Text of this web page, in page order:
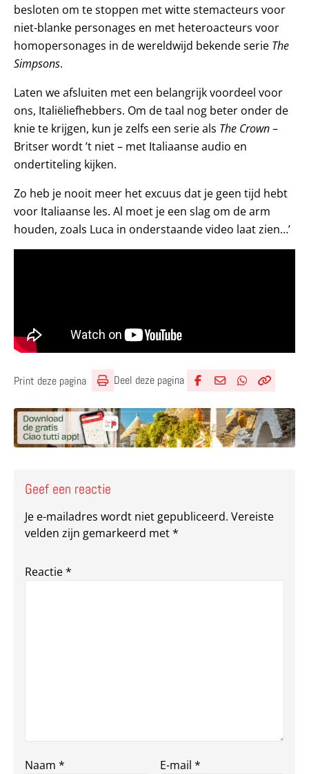
besloten om te stoppen met witte stemacteurs voor
niet-blanke personages en met heteroacteurs voor
homopersonages in de wereldwijd bekende serie The
Simpsons.
Laten we afsluiten met een belangrijk voordeel voor
ons, Italiëliefhebbers. Om de taal nog beter onder de
knie te krijgen, kun je zelfs een serie als The Crown–
Britser wordt ’t niet – met Italiaanse audio en
ondertiteling kijken.
Zo heb je nooit meer het excuus dat je geen tijd hebt
voor Italiaanse les. Al moet je een slag om de arm
houden, zoals Luca in onderstaande video laat zien…’
Print deze pagina Deel deze pagina
Geef een reactie
Je e-mailadres wordt niet gepubliceerd. Vereiste
velden zijn gemarkeerd met*
Reactie*
Naam * E-mail *